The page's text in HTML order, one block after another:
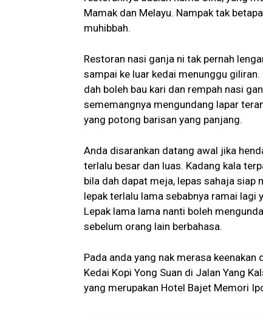
Mamak dan Melayu. Nampak tak
muhibbah.
Restoran nasi ganja ni tak pernah
sampai ke luar kedai menunggu
dah boleh bau kari dan rempah nasi
sememangnya mengundang lapar
yang potong barisan yang panjang.
Anda disarankan datang awal jika
terlalu besar dan luas. Kadang kala
bila dah dapat meja, lepas sahaja siap
lepak terlalu lama sebabnya ramai
Lepak lama lama nanti boleh
sebelum orang lain berbahasa.
Pada anda yang nak merasa
Kedai Kopi Yong Suan di Jalan Yang
yang merupakan Hotel Bajet Memori